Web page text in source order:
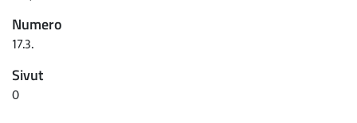
Numero
17.3.
Sivut
0